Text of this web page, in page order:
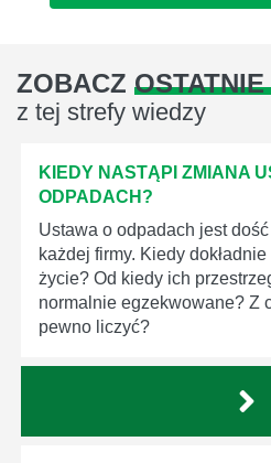
ZOBACZ
z tej strefy wiedzy
KIEDY NASTĄPI ZMIANA
ODPADACH?
Ustawa o odpadach jest
każdej firmy. Kiedy
życie? Od kiedy ich
normalnie egzekwowane? Z
pewno liczyć?